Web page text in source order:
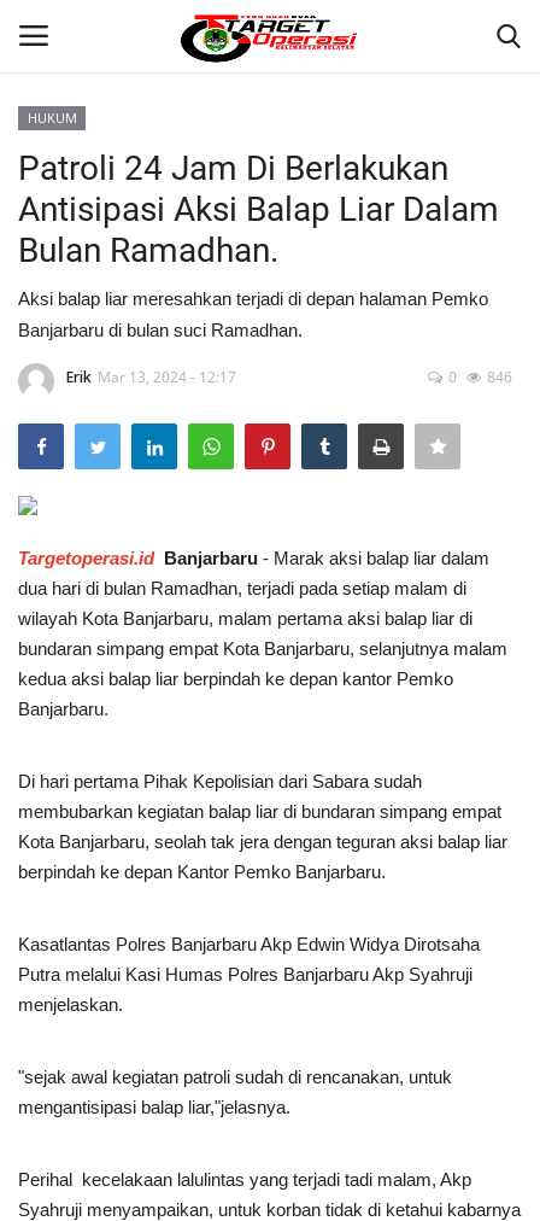
Home
BANJARMASIN
KRIMINAL
HUKUM
PERISTIWA
POLITIK
WISATA
KULINER
TO CHANEL
HUKUM
Patroli 24 Jam Di Berlakukan
Antisipasi Aksi Balap Liar Dalam
Bulan Ramadhan.
Aksi balap liar meresahkan terjadi di depan halaman Pemko
Banjarbaru di bulan suci Ramadhan.
Erik Mar 13, 2024 - 12:17 0 846
Targetoperasi.id Banjarbaru - Marak aksi balap liar dalam
dua hari di bulan Ramadhan, terjadi pada setiap malam di
wilayah Kota Banjarbaru, malam pertama aksi balap liar di
bundaran simpang empat Kota Banjarbaru, selanjutnya malam
kedua aksi balap liar berpindah ke depan kantor Pemko
Banjarbaru.
Di hari pertama Pihak Kepolisian dari Sabara sudah
membubarkan kegiatan balap liar di bundaran simpang empat
Kota Banjarbaru, seolah tak jera dengan teguran aksi balap liar
berpindah ke depan Kantor Pemko Banjarbaru.
Kasatlantas Polres Banjarbaru Akp Edwin Widya Dirotsaha
Putra melalui Kasi Humas Polres Banjarbaru Akp Syahruji
menjelaskan.
"sejak awal kegiatan patroli sudah di rencanakan, untuk
mengantisipasi balap liar,"jelasnya.
Perihal kecelakaan lalulintas yang terjadi tadi malam, Akp
Syahruji menyampaikan, untuk korban tidak di ketahui kabarnya